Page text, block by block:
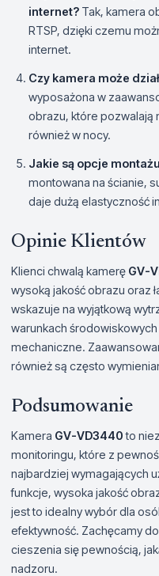
internet? Tak, kamera
RTSP, dzięki czemu
internet.
Czy kamera może
wyposażona w
obrazu, które pozwalają
również w nocy.
Jakie są opcje
montowana na ścianie,
daje dużą elastyczność
Opinie Klientów
Klienci chwalą kamerę GV-
wysoką jakość obrazu oraz
wskazuje na wyjątkową
warunkach
mechaniczne.
również są często
Podsumowanie
Kamera GV-VD3440to
monitoringu, które z
najbardziej wymagających
funkcje, wysoka jakość
jest to idealny wybór dla
efektywność. Zachęcamy
cieszenia się pewnością,
nadzoru.